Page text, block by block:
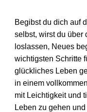
Begibst du dich auf
selbst, wirst du über
loslassen, Neues
wichtigsten Schritte
glückliches Leben
in einem
mit Leichtigkeit und
Leben zu gehen